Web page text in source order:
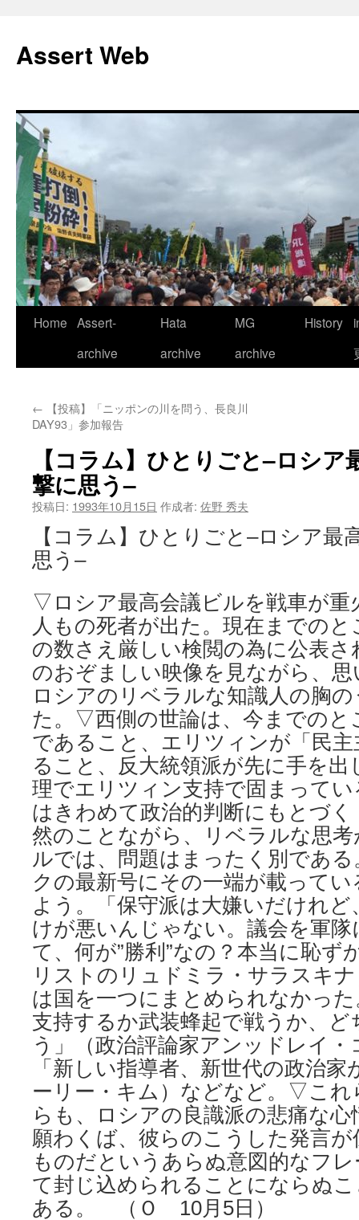
テ
ン
ス
キ
ッ
プ
Assert Web
Home Assert-
archive
Hata
archive
MG
archive
History
← 【投稿】「ニッポンの川を問う、長良川
DAY93」参加報告
【コラム】ひとりごと–ロシア
撃に思う–
投稿日: 1993年10月15日 作成者: 佐野 秀夫
【コラム】ひとりごと–ロシア最
思う–
▽ロシア最高会議ビルを戦車が重
人もの死者が出た。現在までの
の数さえ厳しい検閲の為に公表
のおぞましい映像を見ながら、
ロシアのリベラルな知識人の胸
た。▽西側の世論は、今までのと
であること、エリツィンが「民
ること、反大統領派が先に手を
理でエリツィン支持で固まって
はきわめて政治的判断にもとづ
然のことながら、リベラルな思
ルでは、問題はまったく別であ
クの最新号にその一端が載って
よう。「保守派は大嫌いだけれ
けが悪いんじゃない。議会を軍
て、何が”勝利”なの？本当に恥ず
リストのリュドミラ・サラスキ
は国を一つにまとめられなかっ
支持するか武装蜂起で戦うか、
う」（政治評論家アンッドレイ
「新しい指導者、新世代の政治
ーリー・キム）などなど。▽これ
らも、ロシアの良識派の悲痛な
願わくば、彼らのこうした発言
ものだというあらぬ意図的なフ
て封じ込められることにならぬ
ある。 （Ｏ 10月5日）